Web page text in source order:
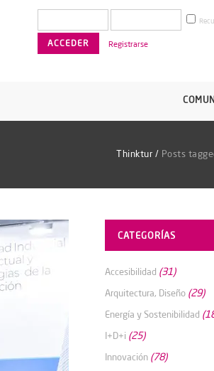
Registrarse
Thinktur / Posts
CATEGORÍAS
Accesibilidad (31)
Arquitectura, Diseño (29)
Energía y Sostenibilidad
I+D+i (25)
Innovación (78)